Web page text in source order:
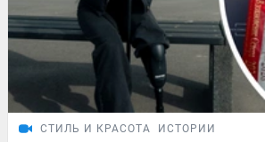
СТИЛЬ И КРАСОТА ИСТОРИИ